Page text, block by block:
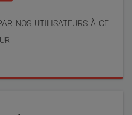
nos utilisateurs à ce